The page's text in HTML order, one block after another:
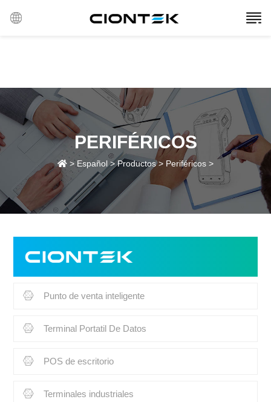
PERIFÉRICOS
>Español>Productos> Periféricos >
Punto de venta inteligente
Terminal Portatil De Datos
POS de escritorio
Terminales industriales